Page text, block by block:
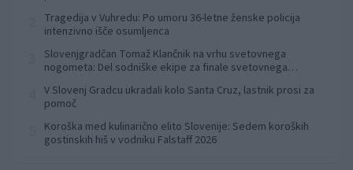
Tragedija v Vuhredu: Po umoru 36-letne ženske policija
intenzivno išče osumljenca
Slovenjgradčan Tomaž Klančnik na vrhu svetovnega
nogometa: Del sodniške ekipe za finale svetovnega
V Slovenj Gradcu ukradali kolo Santa Cruz, lastnik prosi za
pomoč
Koroška med kulinarično elito Slovenije: Sedem koroških
gostinskih hiš v vodniku Falstaff 2026